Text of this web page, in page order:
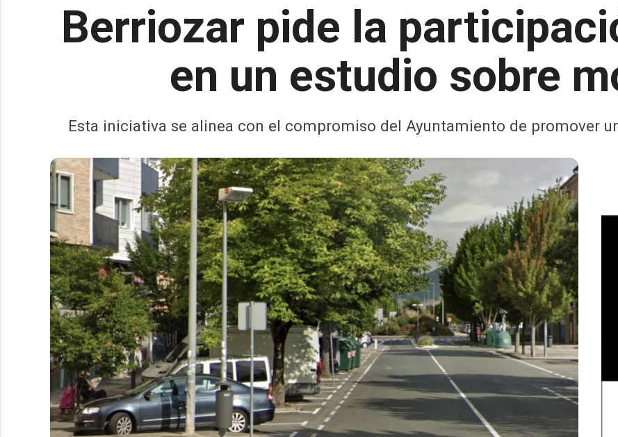
Berriozar pide la
en un estudio sobre
Esta iniciativa se alinea con el compromiso del Ayuntamiento de promover